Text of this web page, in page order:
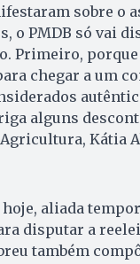
sobre o
o PMDB só vai
Primeiro,
chegar a um
alguns
Kátia
aliada
disputar a
também